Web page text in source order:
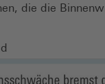
die die